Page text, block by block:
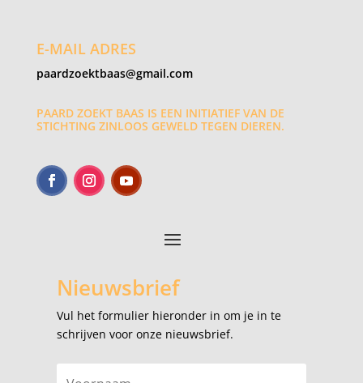
E-MAIL ADRES
paardzoektbaas@gmail.com
PAARD ZOEKT BAAS IS EEN INITIATIEF VAN DE
STICHTING ZINLOOS GEWELD TEGEN DIEREN.
Nieuwsbrief
Vul het formulier hieronder in om je in te
schrijven voor onze nieuwsbrief.